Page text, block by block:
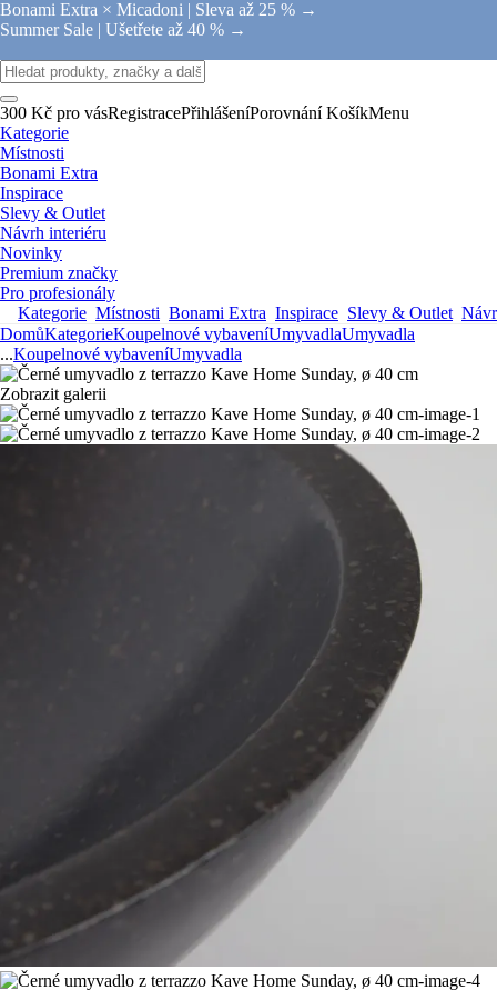
Bonami Extra × Micadoni | Sleva až 25 % →
Summer Sale | Ušetřete až 40 % →
300 Kč pro vásRegistracePřihlášeníPorovnání KošíkMenu
Kategorie
Místnosti
Bonami Extra
Inspirace
Slevy & Outlet
Návrh interiéru
Novinky
Premium značky
Pro profesionály
Kategorie Místnosti Bonami Extra Inspirace Slevy & Outlet
DomůKategorieKoupelnové vybaveníUmyvadlaUmyvadla
...Koupelnové vybaveníUmyvadla
Zobrazit galerii